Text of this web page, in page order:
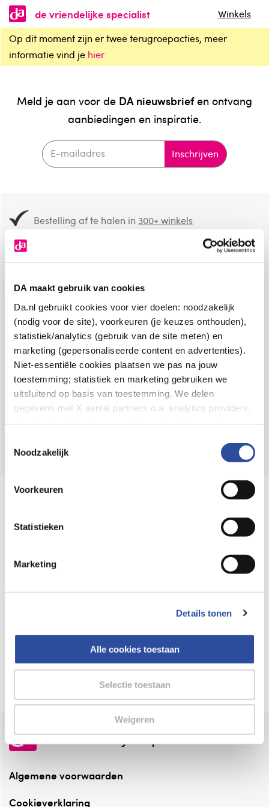
DA maakt gebruik van cookies
Da.nl gebruikt cookies voor vier doelen: noodzakelijk
(nodig voor de site), voorkeuren (je keuzes onthouden),
statistiek/analytics (gebruik van de site meten) en
marketing (gepersonaliseerde content en advertenties).
Niet-essentiële cookies plaatsen we pas na jouw
toestemming; statistiek en marketing gebruiken we
uitsluitend op basis van toestemming. We delen
gegevens met X aantal partners o.a. analytics providers,
en de bewaartermijnen per categorie. Je kunt je keuze op
gegevensverwerking staat in de
Privacyverklaring
Noodzakelijk
Voorkeuren
Statistieken
Marketing
Details tonen
Alle cookies toestaan
Selectie toestaan
Weigeren
de vriendelijke specialist
Winkels
Op dit moment zijn er twee terugroepacties, meer
informatie vind je hier
Meld je aan voor de DA nieuwsbriefen ontvang
aanbiedingen en inspiratie.
Inschrijven
Bestelling af te halen in300+ winkels
8.6 uit4.106 reviews
Over DA
Klantenservice
Assortiment
VolgDAop:
Online aanbieder medicijnen
webshop mag verkopen.
⁠Verantwoorde zorg, ⁠ook online.
Altijd onze folder bij de hand
Check onze folders ⁠bij AlleFolders.
de vriendelijke specialist
Algemene voorwaarden
Cookieverklaring